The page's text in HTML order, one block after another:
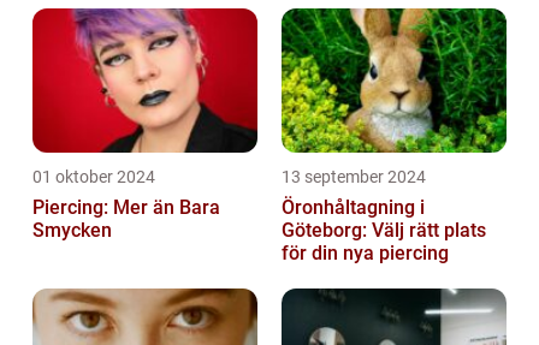
01 oktober 2024
Piercing: Mer än Bara
Smycken
13 september 2024
Öronhåltagning i
Göteborg: Välj rätt plats
för din nya piercing